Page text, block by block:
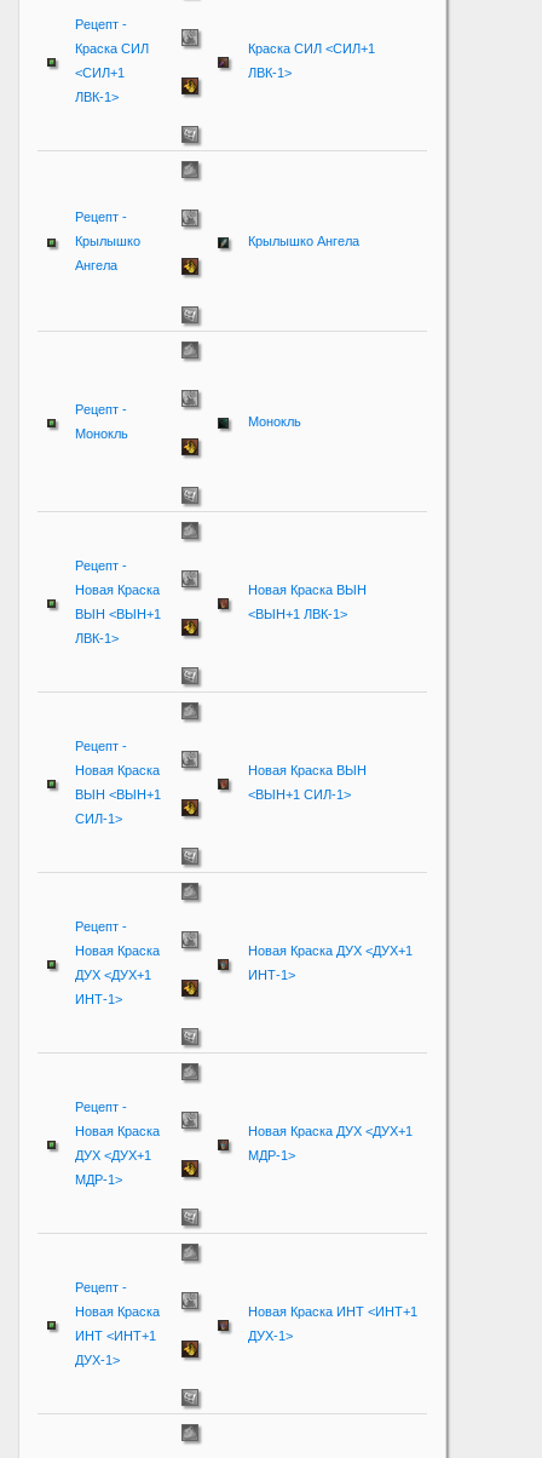
Рецепт -
Краска СИЛ
<СИЛ+1
ЛВК-1>
Краска СИЛ <СИЛ+1
ЛВК-1>
Рецепт -
Крылышко
Ангела
Крылышко Ангела
Рецепт -
Монокль
Монокль
Рецепт -
Новая Краска
ВЫН <ВЫН+1
ЛВК-1>
Новая Краска ВЫН
<ВЫН+1 ЛВК-1>
Рецепт -
Новая Краска
ВЫН <ВЫН+1
СИЛ-1>
Новая Краска ВЫН
<ВЫН+1 СИЛ-1>
Рецепт -
Новая Краска
ДУХ <ДУХ+1
ИНТ-1>
Новая Краска ДУХ <ДУХ+1
ИНТ-1>
Рецепт -
Новая Краска
ДУХ <ДУХ+1
МДР-1>
Новая Краска ДУХ <ДУХ+1
МДР-1>
Рецепт -
Новая Краска
ИНТ <ИНТ+1
ДУХ-1>
Новая Краска ИНТ <ИНТ+1
ДУХ-1>